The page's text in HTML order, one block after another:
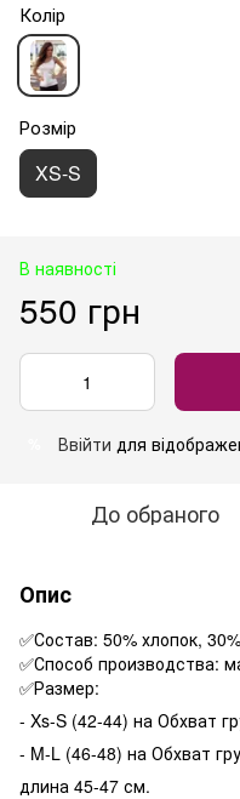
Колір
Розмір
XS-S
В наявності
550 грн
Ввійти для
До обраного
Опис
✅Состав: 50% хлопок,
✅Способ производства:
✅Размер:
- Xs-S (42-44) на Обхват
- M-L (46-48) на Обхват
длина 45-47 см.